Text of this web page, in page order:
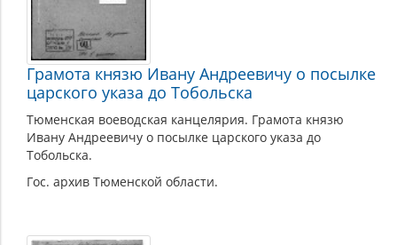
Грамота князю Ивану Андреевичу о посылке
царского указа до Тобольска
Тюменская воеводская канцелярия. Грамота князю
Ивану Андреевичу о посылке царского указа до
Тобольска.
Гос. архив Тюменской области.